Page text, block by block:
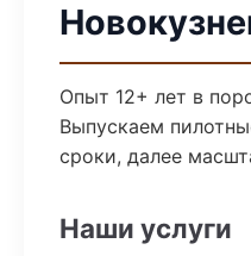
Опыт 12+ лет в
Выпускаем
сроки, далее
Наши услуги